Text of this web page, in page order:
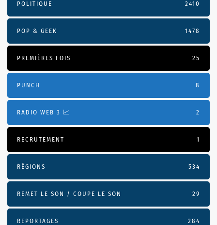
POLITIQUE 2410
POP & GEEK 1478
PREMIÈRES FOIS 25
PUNCH 8
RADIO WEB 3 📈 2
RECRUTEMENT 1
RÉGIONS 534
REMET LE SON / COUPE LE SON 29
REPORTAGES 284